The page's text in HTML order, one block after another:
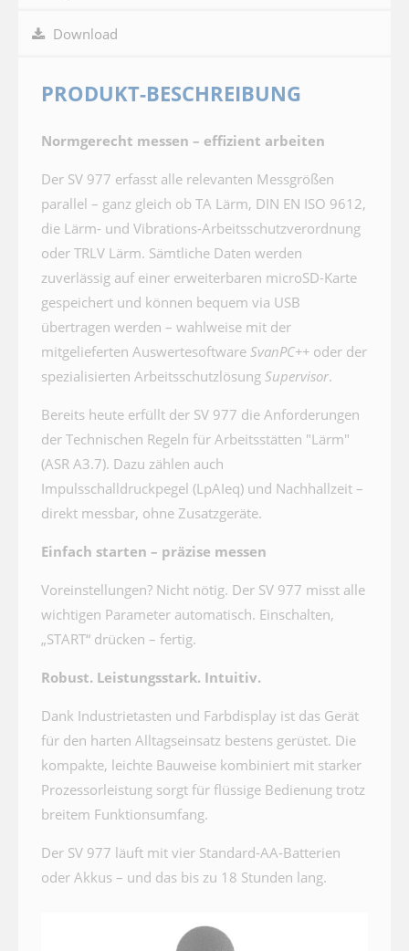
Download
PRODUKT-BESCHREIBUNG
Normgerecht messen – effizient arbeiten
Der SV 977 erfasst alle relevanten Messgrößen
parallel – ganz gleich ob TA Lärm, DIN EN ISO 9612,
die Lärm- und Vibrations-Arbeitsschutzverordnung
oder TRLV Lärm. Sämtliche Daten werden
zuverlässig auf einer erweiterbaren microSD-Karte
gespeichert und können bequem via USB
übertragen werden – wahlweise mit der
mitgelieferten AuswertesoftwareSvanPC++ oder der
spezialisierten ArbeitsschutzlösungSupervisor.
Bereits heute erfüllt der SV 977 die Anforderungen
der Technischen Regeln für Arbeitsstätten "Lärm"
(ASR A3.7). Dazu zählen auch
Impulsschalldruckpegel (LpAIeq) und Nachhallzeit –
direkt messbar, ohne Zusatzgeräte.
Einfach starten – präzise messen
Voreinstellungen? Nicht nötig. Der SV 977 misst alle
wichtigen Parameter automatisch. Einschalten,
„START“ drücken – fertig.
Robust. Leistungsstark. Intuitiv.
Dank Industrietasten und Farbdisplay ist das Gerät
für den harten Alltagseinsatz bestens gerüstet. Die
kompakte, leichte Bauweise kombiniert mit starker
Prozessorleistung sorgt für flüssige Bedienung trotz
breitem Funktionsumfang.
Der SV 977 läuft mit vier Standard-AA-Batterien
oder Akkus – und das bis zu 18 Stunden lang.